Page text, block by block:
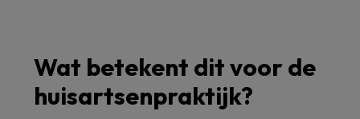
Wat betekent dit voor de
huisartsenpraktijk?